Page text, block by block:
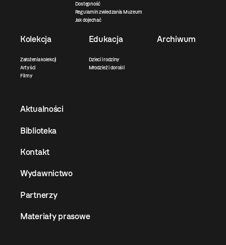
Dostępność
Regulamin zwiedzania Muzeum
Jak dojechać
Kolekcja
Założenia kolekcji
Artyści
Filmy
Edukacja
Dzieci i rodziny
Młodzież i dorośli
Archiwum
Aktualności
Biblioteka
Kontakt
Wydawnictwo
Partnerzy
Materiały prasowe